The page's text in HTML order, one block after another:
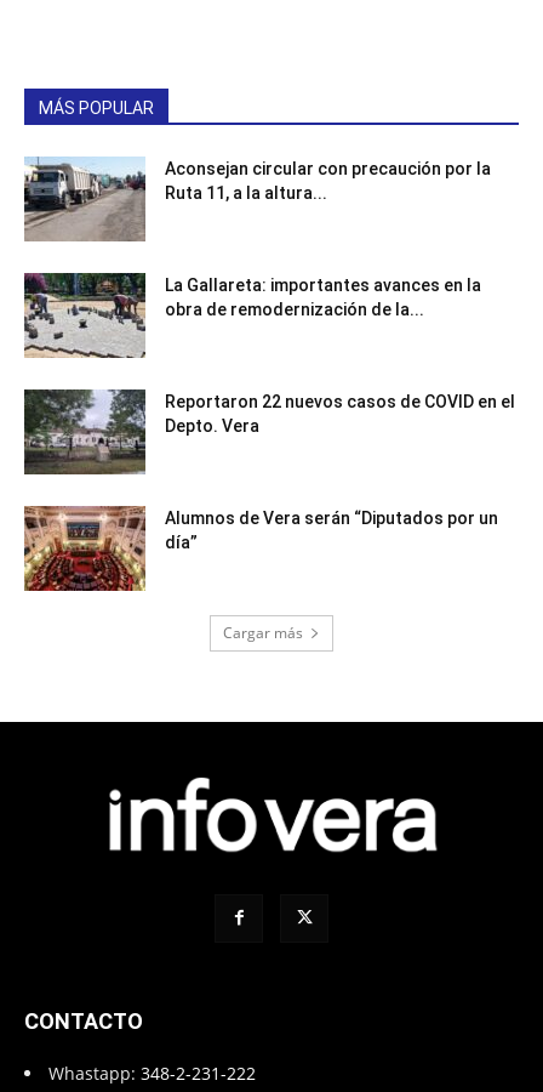
MÁS POPULAR
Aconsejan circular con precaución por la
Ruta 11, a la altura...
La Gallareta: importantes avances en la
obra de remodernización de la...
Reportaron 22 nuevos casos de COVID en el
Depto. Vera
Alumnos de Vera serán “Diputados por un
día”
Cargar más
CONTACTO
Whastapp: 348-2-231-222